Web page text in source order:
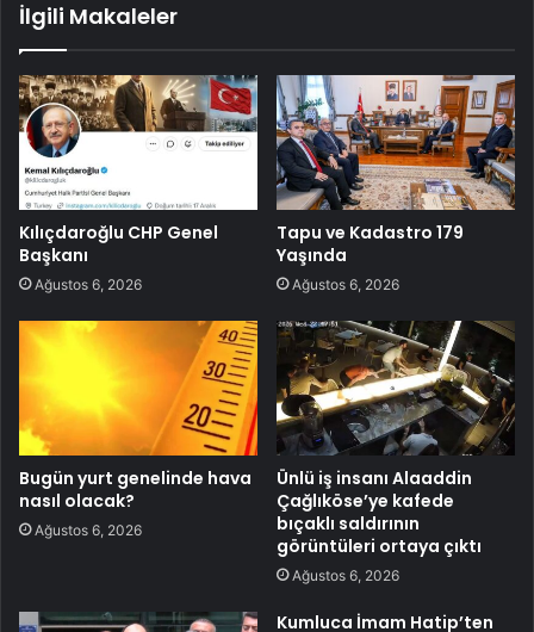
İlgili Makaleler
Kılıçdaroğlu CHP Genel
Başkanı
Ağustos 6, 2026
Tapu ve Kadastro 179
Yaşında
Ağustos 6, 2026
Bugün yurt genelinde hava
nasıl olacak?
Ağustos 6, 2026
Ünlü iş insanı Alaaddin
Çağlıköse’ye kafede
bıçaklı saldırının
görüntüleri ortaya çıktı
Ağustos 6, 2026
Kumluca İmam Hatip’ten